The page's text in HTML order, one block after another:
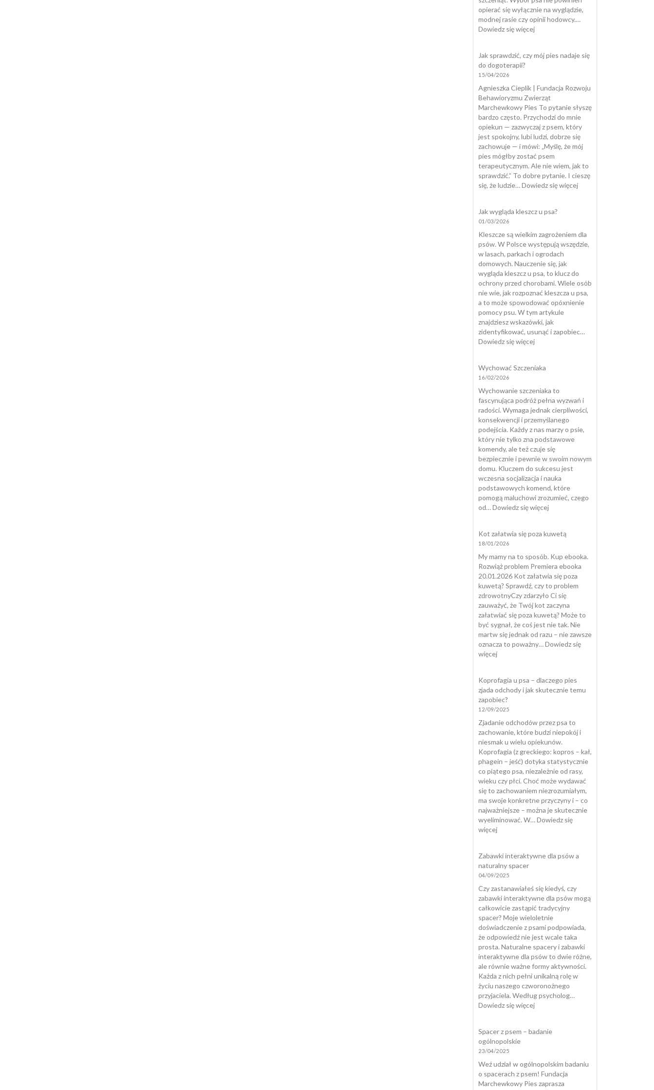
opierać się wyłącznie na wyglądzie,
modnej rasie czy opinii hodowcy.…
Dowiedz się więcej:
Jak sprawdzić, czy mój pies nadaje się
do dogoterapii?
15/04/2026
Agnieszka Cieplik | Fundacja Rozwoju
Behawioryzmu Zwierząt
Marchewkowy Pies To pytanie słyszę
bardzo często. Przychodzi do mnie
opiekun — zazwyczaj z psem, który
jest spokojny, lubi ludzi, dobrze się
zachowuje — i mówi: „Myślę, że mój
pies mógłby zostać psem
terapeutycznym. Ale nie wiem, jak to
sprawdzić.” To dobre pytanie. I cieszę
się, że ludzie…Dowiedz się więcej:
pies
nadaje
dogoterapii?
Jak wygląda kleszcz u psa?
01/03/2026
Kleszcze są wielkim zagrożeniem dla
psów. W Polsce występują wszędzie,
w lasach, parkach i ogrodach
domowych. Nauczenie się, jak
wygląda kleszcz u psa, to klucz do
ochrony przed chorobami. Wiele osób
nie wie, jak rozpoznać kleszcza u psa,
a to może spowodować opóxnienie
pomocy psu. W tym artykule
znajdziesz wskazówki, jak
zidentyfikować, usunąć i zapobiec…
Dowiedz się więcej:
kleszcz
psa?
Wychować Szczeniaka
16/02/2026
Wychowanie szczeniaka to
fascynująca podróż pełna wyzwań i
radości. Wymaga jednak cierpliwości,
konsekwencji i przemyślanego
podejścia. Każdy z nas marzy o psie,
który nie tylko zna podstawowe
komendy, ale też czuje się
bezpiecznie i pewnie w swoim nowym
domu. Kluczem do sukcesu jest
wczesna socjalizacja i nauka
podstawowych komend, które
pomogą maluchowi zrozumieć, czego
od…Dowiedz się więcej:
Kot załatwia się poza kuwetą
18/01/2026
My mamy na to sposób. Kup ebooka.
Rozwiąż problem Premiera ebooka
20.01.2026 Kot załatwia się poza
kuwetą? Sprawdź, czy to problem
zdrowotnyCzy zdarzyło Ci się
zauważyć, że Twój kot zaczyna
załatwiać się poza kuwetą? Może to
być sygnał, że coś jest nie tak. Nie
martw się jednak od razu – nie zawsze
oznacza to poważny…Dowiedz się
więcej:
się
poza
kuwetą
Koprofagia u psa – dlaczego pies
zjada odchody i jak skutecznie temu
zapobiec?
12/09/2025
Zjadanie odchodów przez psa to
zachowanie, które budzi niepokój i
niesmak u wielu opiekunów.
Koprofagia (z greckiego: kopros – kał,
phagein – jeść) dotyka statystycznie
co piątego psa, niezależnie od rasy,
wieku czy płci. Choć może wydawać
się to zachowaniem niezrozumiałym,
ma swoje konkretne przyczyny i – co
najważniejsze – można je skutecznie
wyeliminować. W…Dowiedz się
więcej:
psa
–
dlaczego
pies
zjada
odchody
i
jak
skutecznie
temu
zapobiec?
Zabawki interaktywne dla psów a
naturalny spacer
04/09/2025
Czy zastanawiałeś się kiedyś, czy
zabawki interaktywne dla psów mogą
całkowicie zastąpić tradycyjny
spacer? Moje wieloletnie
doświadczenie z psami podpowiada,
że odpowiedź nie jest wcale taka
prosta. Naturalne spacery i zabawki
interaktywne dla psów to dwie różne,
ale równie ważne formy aktywności.
Każda z nich pełni unikalną rolę w
życiu naszego czworonożnego
przyjaciela. Według psycholog…
Dowiedz się więcej:
dla
naturalny
spacer
Spacer z psem – badanie
ogólnopolskie
23/04/2025
Weź udział w ogólnopolskim badaniu
o spacerach z psem! Fundacja
Marchewkowy Pies zaprasza